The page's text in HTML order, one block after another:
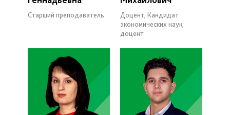
Старший преподаватель
Доцент, Кандидат
экономических наук,
доцент